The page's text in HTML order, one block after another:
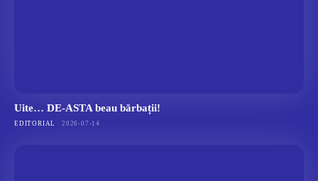
Uite… DE-ASTA beau bărbații!
EDITORIAL 2026-07-14